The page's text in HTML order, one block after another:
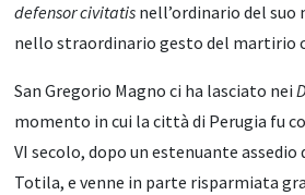
defensor civitatis nell’ordinario del
nello straordinario gesto del martirio
San Gregorio Magno ci ha lasciato nei
momento in cui la città di Perugia fu
VI secolo, dopo un estenuante assedio
Totila, e venne in parte risparmiata